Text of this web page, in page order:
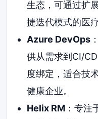
生态，可通过扩
捷迭代模式的医
Azure DevOps
供从需求到CI/
度绑定，适合技
健康企业。
Helix RM：专注